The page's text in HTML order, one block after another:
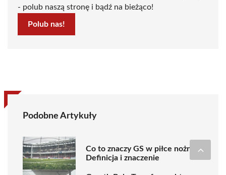
- polub naszą stronę i bądź na bieżąco!
Polub nas!
Podobne Artykuły
Co to znaczy GS w piłce nożnej?
Definicja i znaczenie